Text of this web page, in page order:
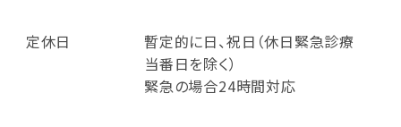
定休日
暫定的に日、祝日（休日緊急診療
当番日を除く）
緊急の場合24時間対応